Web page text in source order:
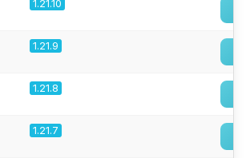
1.21.10
1.21.9
1.21.8
1.21.7